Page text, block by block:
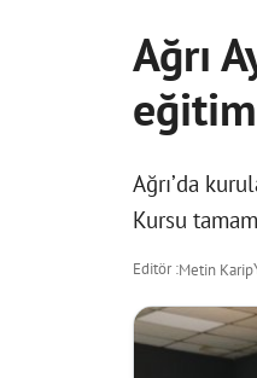
Ağrı
Ağrı’da
Kursu
Editör :Metin Karip